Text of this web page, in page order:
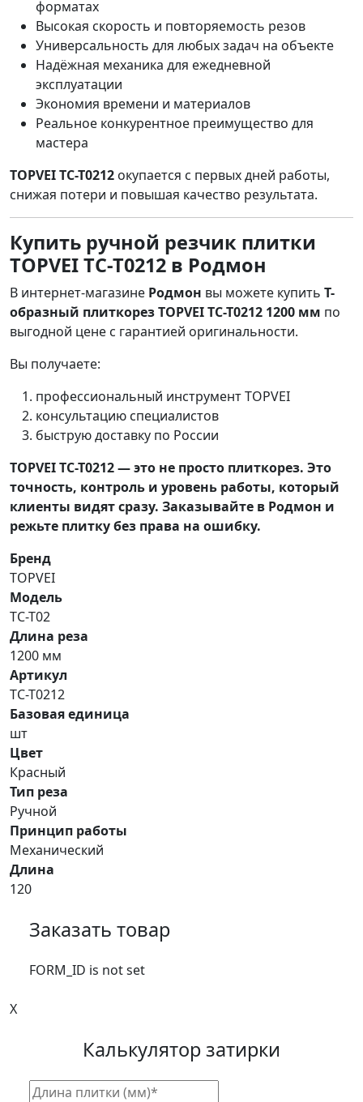
форматах
Высокая скорость и повторяемость резов
Универсальность для любых задач на объекте
Надёжная механика для ежедневной
эксплуатации
Экономия времени и материалов
Реальное конкурентное преимущество для
мастера
TOPVEI TC-T0212 окупается с первых дней работы,
снижая потери и повышая качество результата.
Купить ручной резчик плитки
TOPVEI TC-T0212 в Родмон
В интернет-магазине Родмон вы можете купить T-
образный плиткорез TOPVEI TC-T0212 1200 мм по
выгодной цене с гарантией оригинальности.
Вы получаете:
профессиональный инструмент TOPVEI
консультацию специалистов
быструю доставку по России
TOPVEI TC-T0212 — это не просто плиткорез. Это
точность, контроль и уровень работы, который
клиенты видят сразу. Заказывайте в Родмон и
режьте плитку без права на ошибку.
Бренд
TOPVEI
Модель
TC-T02
Длина реза
1200 мм
Артикул
ТС-Т0212
Базовая единица
шт
Цвет
Красный
Тип реза
Ручной
Принцип работы
Механический
Длина
120
Заказать товар
FORM_ID is not set
X
Калькулятор затирки